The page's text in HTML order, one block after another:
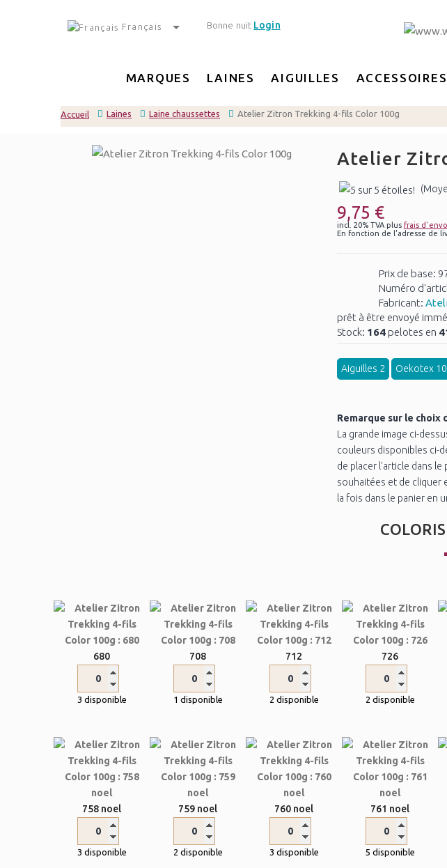
Bonne nuit Login
Français
MARQUES LAINES AIGUILLES ACCESSOIRES
Accueil Laines Laine chaussettes Atelier Zitron Trekking 4-fils Color 100g
Atelier
9,75 €
incl. 20% TVA plus frais
En fonction de l'adresse de
Prix de base:
Numéro
Fabricant:
prêt à être envoyé
Stock: 164pelotes en
Aiguilles 2 Oekotex
Remarque sur le choix
La grande image ci-
couleurs disponibles ci-
de placer l'article dans
souhaitées et de cliquer
la fois dans le panier en
680
3 disponible
708
1 disponible
712
2 disponible
726
2 disponible
758 noel
3 disponible
759 noel
2 disponible
760 noel
3 disponible
761 noel
5 disponible